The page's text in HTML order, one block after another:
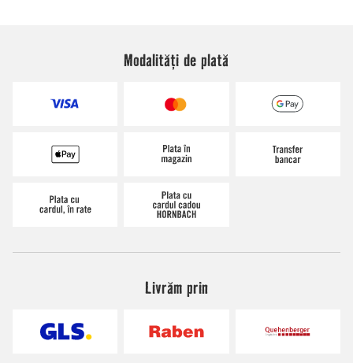
Modalități de plată
Livrăm prin